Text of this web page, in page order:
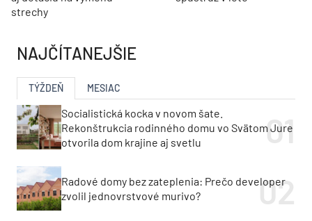
strechy
NAJČÍTANEJŠIE
TÝŽDEŇ MESIAC
Socialistická kocka v novom šate.
Rekonštrukcia rodinného domu vo Svätom Jure
otvorila dom krajine aj svetlu
Radové domy bez zateplenia: Prečo developer
zvolil jednovrstvové murivo?